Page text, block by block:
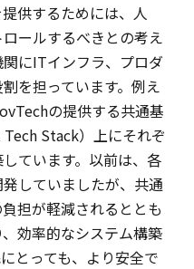
供するためには、人
ールするべきとの考え
にITインフラ、プロダ
を担っています。例え
の提供する共通基
Stack）上にそれぞ
ています。以前は、各
していましたが、共通
担が軽減されるととも
効率的なシステム構築
とっても、より安全で